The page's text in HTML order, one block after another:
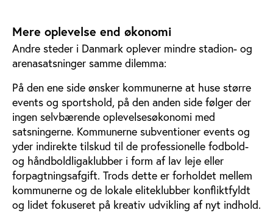
Mere oplevelse end økonomi
Andre steder i Danmark oplever mindre stadion- og
arenasatsninger samme dilemma:
På den ene side ønsker kommunerne at huse større
events og sportshold, på den anden side følger der
ingen selvbærende oplevelsesøkonomi med
satsningerne. Kommunerne subventioner events og
yder indirekte tilskud til de professionelle fodbold-
og håndboldligaklubber i form af lav leje eller
forpagtningsafgift. Trods dette er forholdet mellem
kommunerne og de lokale eliteklubber konfliktfyldt
og lidet fokuseret på kreativ udvikling af nyt indhold.